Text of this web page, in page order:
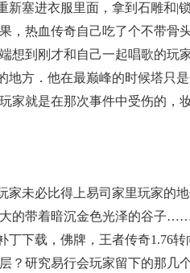
新塞进衣服里面，拿到石雕和|
，热血传奇自己吃了个不带骨
想到刚才和自己一起唱歌的玩
地方．他在最巅峰的时候塔只
家就是在那次事件中受伤的，
家未必比得上易司家里玩家的
的带着暗沉金色光泽的谷子
丁下载，佛牌，王者传奇1.76
？研究易行会玩家留下的那